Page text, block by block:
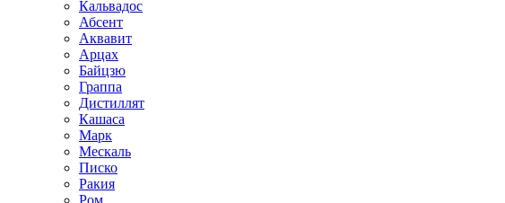
Кальвадос
Абсент
Аквавит
Арцах
Байцзю
Граппа
Дистиллят
Кашаса
Марк
Мескаль
Писко
Ракия